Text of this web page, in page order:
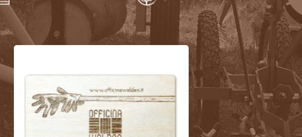
Home Prodotto CARD 150